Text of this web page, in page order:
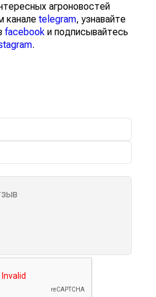
агроновостей
канале telegram, узнавайте
facebook и подписывайтесь
.